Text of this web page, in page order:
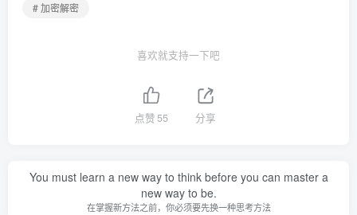
# 加密解密
喜欢就支持一下吧
点赞 55 分享
You must learn a new way to think before you can master a
new way to be.
在掌握新方法之前，你必须要先换一种思考方法